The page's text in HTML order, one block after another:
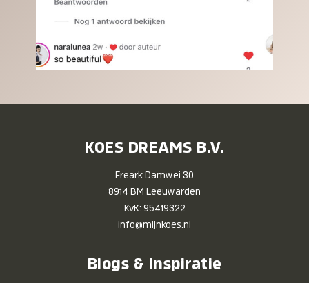
KOES DREAMS B.V.
Freark Damwei 30
8914 BM Leeuwarden
KvK: 95419322
info@mijnkoes.nl
Blogs & inspiratie